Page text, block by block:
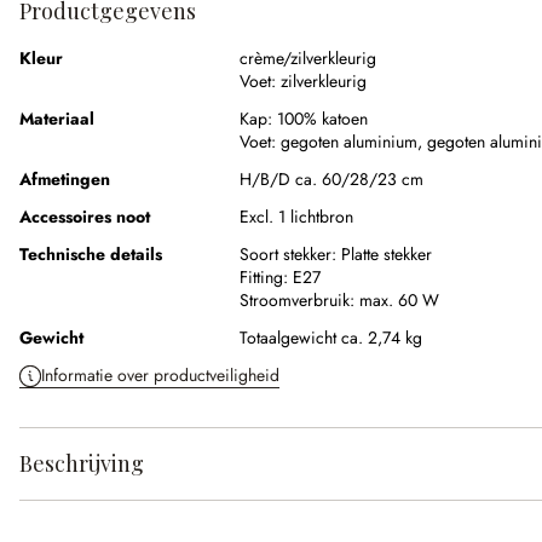
Productgegevens
Kleur
crème/zilverkleurig
Voet: zilverkleurig
Materiaal
Kap: 100% katoen
Voet: gegoten aluminium, gegoten
Afmetingen
H/B/D ca. 60/28/23 cm
Accessoires noot
Excl. 1 lichtbron
Technische details
Soort stekker: Platte stekker
Fitting: E27
Stroomverbruik: max. 60 W
Gewicht
Totaalgewicht ca. 2,74 kg
Informatie over productveiligheid
Beschrijving